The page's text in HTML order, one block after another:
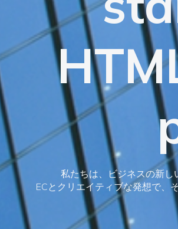
私たちは、ビジネスの新
ECとクリエイティブな発想で、